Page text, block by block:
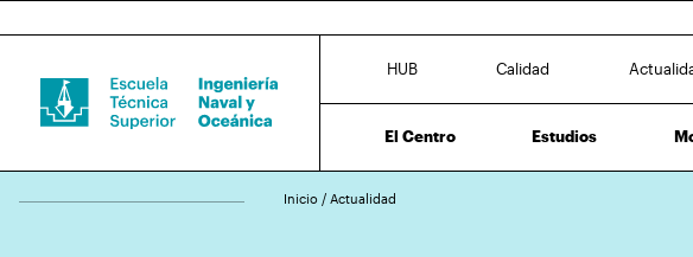
HUB Calidad
El Centro Estudios
Inicio / Actualidad